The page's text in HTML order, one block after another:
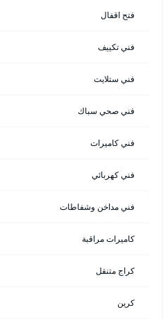
فتح اقفال
فني تكييف
فني ستلايت
فني صحي سباك
فني كاميرات
فني كهربائي
فني مداخن وشفاطات
كاميرات مراقبة
كراج متنقل
كرين